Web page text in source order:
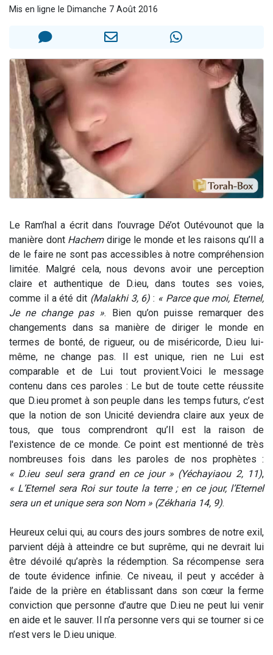
8 personnes viennent de faire un don pour Tsédaka : pauvres d'Israel
2 personnes viennent de faire un don pour 1 Journée de Vacances Pour les Enfants
Mis en ligne le Dimanche 7 Août 2016
Le Ram’hal a écrit dans l’ouvrage Dé’ot Outévounot que la
manière dont Hachemdirige le monde et les raisons qu’Il a
de le faire ne sont pas accessibles à notre compréhension
limitée. Malgré cela, nous devons avoir une perception
claire et authentique de D.ieu, dans toutes ses voies,
comme il a été dit (Malakhi 3, 6) : « Parce que moi, Eternel,
Je ne change pas ». Bien qu’on puisse remarquer des
changements dans sa manière de diriger le monde en
termes de bonté, de rigueur, ou de miséricorde, D.ieu lui-
même, ne change pas. Il est unique, rien ne Lui est
comparable et de Lui tout provient.Voici le message
contenu dans ces paroles : Le but de toute cette réussite
que D.ieu promet à son peuple dans les temps futurs, c’est
que la notion de son Unicité deviendra claire aux yeux de
tous, que tous comprendront qu’Il est la raison de
l'existence de ce monde. Ce point est mentionné de très
nombreuses fois dans les paroles de nos prophètes :
« D.ieu seul sera grand en ce jour » (Yéchayiaou 2, 11),
« L’Eternel sera Roi sur toute la terre ; en ce jour, l’Eternel
sera un et unique sera son Nom » (Zékharia 14, 9).
Heureux celui qui, au cours des jours sombres de notre exil,
parvient déjà à atteindre ce but suprême, qui ne devrait lui
être dévoilé qu’après la rédemption. Sa récompense sera
de toute évidence infinie. Ce niveau, il peut y accéder à
l’aide de la prière en établissant dans son cœur la ferme
conviction que personne d’autre que D.ieu ne peut lui venir
en aide et le sauver. Il n’a personne vers qui se tourner si ce
n’est vers le D.ieu unique.